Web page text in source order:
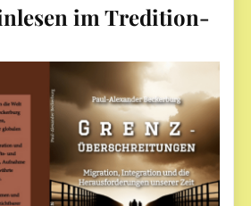
im Tredition-